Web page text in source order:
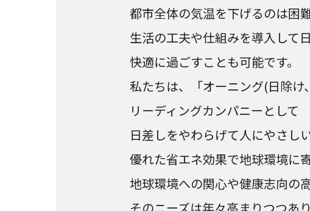
都市全体の気温を下げるのは困難
生活の工夫や仕組みを導入して
快適に過ごすことも可能です。
私たちは、「オーニング(日除
リーディングカンパニーとして
日差しをやわらげて人にやさし
優れた省エネ効果で地球環境に
地球環境への関心や健康志向の
そのニーズは年々高まりつつあり